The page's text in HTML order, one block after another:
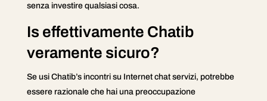
senza investire qualsiasi cosa.
Is effettivamente Chatib
veramente sicuro?
Se usi Chatib’s incontri su Internet chat servizi, potrebbe
essere razionale che hai una preoccupazione